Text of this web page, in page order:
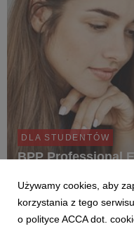
DLA STUDENTÓW
BPP Professional
BPP Professional
szkoleniowa,
oraz wiarygodność, które
Używamy cookies, aby
korzystania z tego
o polityce ACCA dot.